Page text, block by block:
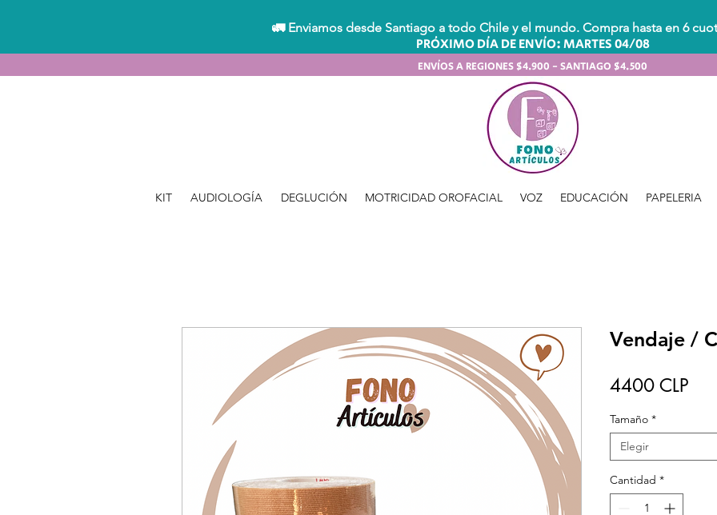
🚛 Enviamos desde Santiago a todo Chile y el mundo. Compra hasta en 6
PRÓXIMO DÍA DE ENVÍO: MARTES 04/08
ENVÍOS A REGIONES $4.900 - SANTIAGO $4.500
KIT AUDIOLOGÍA DEGLUCIÓN MOTRICIDAD OROFACIAL VOZ EDUCACIÓN PAPELERIA
Vendaje /
4400 CLP
Tamaño *
Elegir
Cantidad *